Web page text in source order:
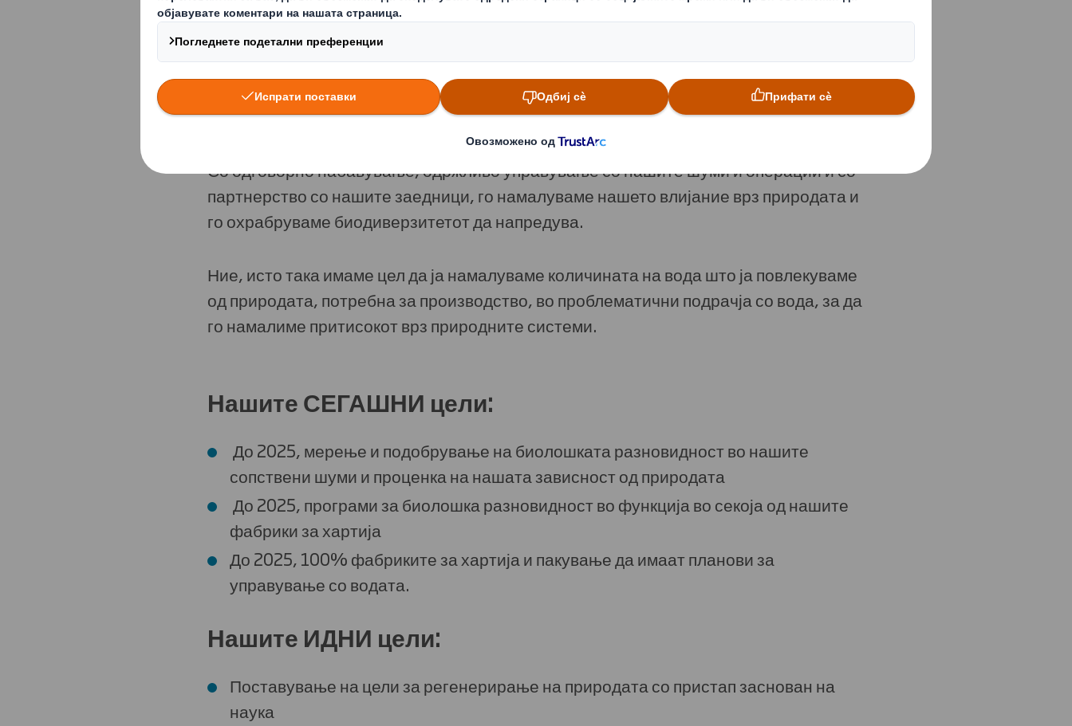
Циркуларната економија е регенеративна по дизајн, давајќи приоритет на
задржување на ресурсите во употреба подолго време и осигурувајќи дека
процесите на трошење на ресурсите оставаат доволно простор за регенерација на
природата.
Со одговорно набавување, одржливо управување со нашите шуми и операции и со
партнерство со нашите заедници, го намалуваме нашето влијание врз природата и
го охрабруваме биодиверзитетот да напредува.
Ние, исто така имаме цел да ја намалуваме количината на вода што ја повлекуваме
од природата, потребна за производство, во проблематични подрачја со вода, за да
го намалиме притисокот врз природните системи.
Нашите СЕГАШНИ цели:
До 2025, мерење и подобрување на биолошката разновидност во нашите
сопствени шуми и проценка на нашата зависност од природата
До 2025, програми за биолошка разновидност во функција во секоја од нашите
фабрики за хартија
До 2025, 100% фабриките за хартија и пакување да имаат планови за
управување со водата.
Нашите ИДНИ цели:
Поставување на цели за регенерирање на природата со пристап заснован на
наука